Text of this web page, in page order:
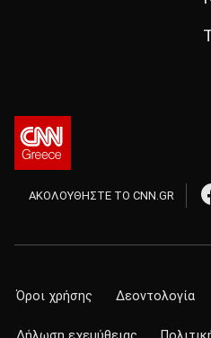
ΑΚΟΛΟΥΘΗΣΤΕ ΤΟ CNN.GR
Όροι χρήσης Δεοντολογία